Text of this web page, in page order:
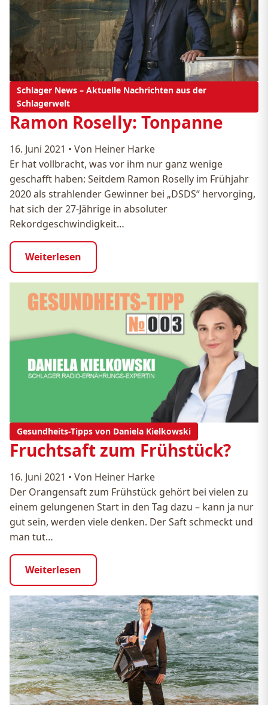
Schlager News – Aktuelle Nachrichten aus der
Schlagerwelt
Ramon Roselly: Tonpanne
16. Juni 2021 • Von Heiner Harke
Er hat vollbracht, was vor ihm nur ganz wenige
geschafft haben: Seitdem Ramon Roselly im Frühjahr
2020 als strahlender Gewinner bei „DSDS“ hervorging,
hat sich der 27-Jährige in absoluter
Rekordgeschwindigkeit…
Weiterlesen
Gesundheits-Tipps von Daniela Kielkowski
Fruchtsaft zum Frühstück?
16. Juni 2021 • Von Heiner Harke
Der Orangensaft zum Frühstück gehört bei vielen zu
einem gelungenen Start in den Tag dazu – kann ja nur
gut sein, werden viele denken. Der Saft schmeckt und
man tut…
Weiterlesen